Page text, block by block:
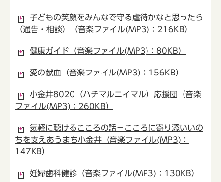
子どもの笑顔をみんなで守る虐待かなと思ったら
（通告・相談）（音楽ファイル(MP3)：216KB）
健康ガイド（音楽ファイル(MP3)：80KB）
愛の献血（音楽ファイル(MP3)：156KB）
小金井8020（ハチマルニイマル）応援団（音楽
ファイル(MP3)：260KB）
気軽に聴けるこころの話－こころに寄り添いいの
ちを支えあうまち小金井（音楽ファイル(MP3)：
147KB）
妊婦歯科健診（音楽ファイル(MP3)：130KB）